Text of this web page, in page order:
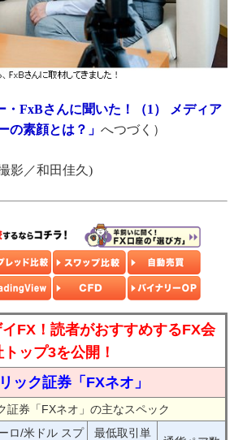
・FxBさんに聞いた！（1） メディア
の素顔とは？」 へつづく）
影／和田佳久)
イFX！読者がおすすめするFX会
トップ3を公開！
ック証券「FXネオ」
証券「FXネオ」の主なスペック
ロ/米ドル スプ 最低取引単